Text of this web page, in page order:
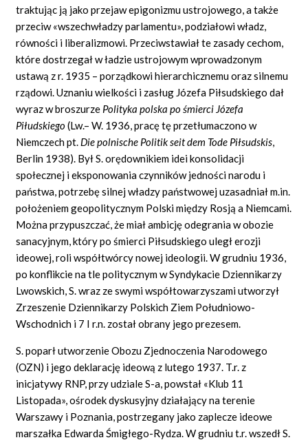
traktując ją jako przejaw epigonizmu ustrojowego, a także
przeciw «wszechwładzy parlamentu», podziałowi władz,
równości i liberalizmowi. Przeciwstawiał te zasady cechom,
które dostrzegał w ładzie ustrojowym wprowadzonym
ustawą z r. 1935 – porządkowi hierarchicznemu oraz silnemu
rządowi. Uznaniu wielkości i zasług Józefa Piłsudskiego dał
wyraz w broszurze Polityka polska po śmierci Józefa
Piłudskiego(Lw.– W. 1936, pracę tę przetłumaczono w
Niemczech pt. Die polnische Politik seit dem Tode Piłsudskis,
Berlin 1938). Był S. orędownikiem idei konsolidacji
społecznej i eksponowania czynników jedności narodu i
państwa, potrzebę silnej władzy państwowej uzasadniał m.in.
położeniem geopolitycznym Polski między Rosją a Niemcami.
Można przypuszczać, że miał ambicję odegrania w obozie
sanacyjnym, który po śmierci Piłsudskiego uległ erozji
ideowej, roli współtwórcy nowej ideologii. W grudniu 1936,
po konflikcie na tle politycznym w Syndykacie Dziennikarzy
Lwowskich, S. wraz ze swymi współtowarzyszami utworzył
Zrzeszenie Dziennikarzy Polskich Ziem Południowo-
Wschodnich i 7 I r.n. został obrany jego prezesem.
S. poparł utworzenie Obozu Zjednoczenia Narodowego
(OZN) i jego deklarację ideową z lutego 1937. T.r. z
inicjatywy RNP, przy udziale S-a, powstał «Klub 11
Listopada», ośrodek dyskusyjny działający na terenie
Warszawy i Poznania, postrzegany jako zaplecze ideowe
marszałka Edwarda Śmigłego-Rydza. W grudniu t.r. wszedł S.